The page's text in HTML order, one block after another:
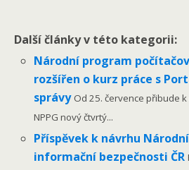
Další články v této kategorii:
Národní program
rozšířen o kurz práce s
správy Od 25. července přibude
NPPG nový čtvrtý...
Příspěvek k návrhu
informační bezpečnosti ČR